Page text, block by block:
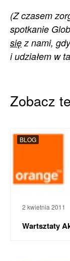
(Z czasem
spotkanie
sięz nami,
i udziałem w
Zobacz
BLOG
2 kwietnia 2011
Wartsztaty